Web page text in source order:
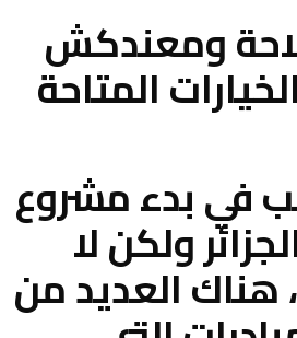
ومعندكش
المتاحة
في بدء مشروع
ولكن لا
هناك العديد من